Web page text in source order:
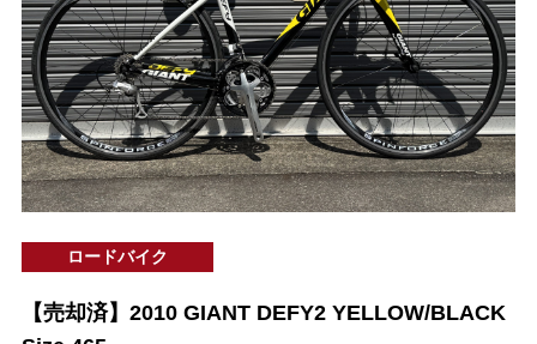
ロードバイク
【売却済】2010 GIANT DEFY2 YELLOW/BLACK